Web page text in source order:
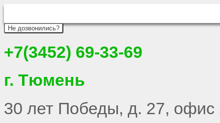
Не дозвонились?
+7(3452) 69-33-69
г. Тюмень
30 лет Победы, д. 27, офис